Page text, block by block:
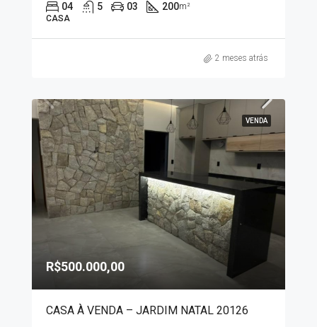
04 5 03 200m²
CASA
2 meses atrás
VENDA
R$500.000,00
CASA À VENDA – JARDIM NATAL 20126